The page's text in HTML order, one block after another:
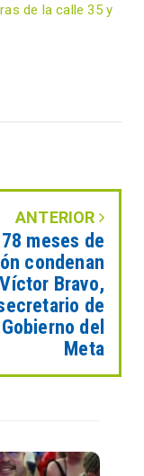
de la calle 35 y
ANTERIOR
meses de
condenan
Bravo,
de
Gobierno del
Meta